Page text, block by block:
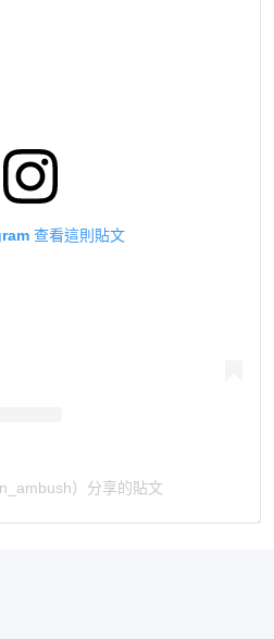
查看這則貼文
）分享的貼文